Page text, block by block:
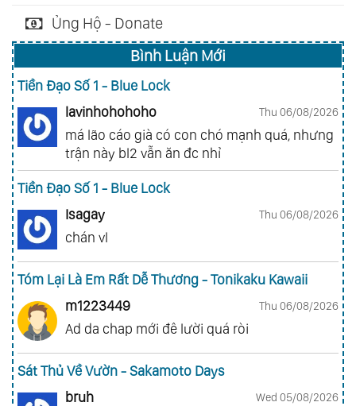
Ủng Hộ - Donate
Bình Luận Mới
Tiền Đạo Số 1 - Blue Lock
lavinhohohoho
Thu 06/08/2026
má lão cáo già có con chó mạnh quá, nhưng
trận này bl2 vẫn ăn đc nhỉ
Tiền Đạo Số 1 - Blue Lock
Isagay
Thu 06/08/2026
chán vl
Tóm Lại Là Em Rất Dễ Thương - Tonikaku Kawaii
m1223449
Thu 06/08/2026
Ad da chap mới đê lười quá ròi
Sát Thủ Về Vườn - Sakamoto Days
bruh
Wed 05/08/2026